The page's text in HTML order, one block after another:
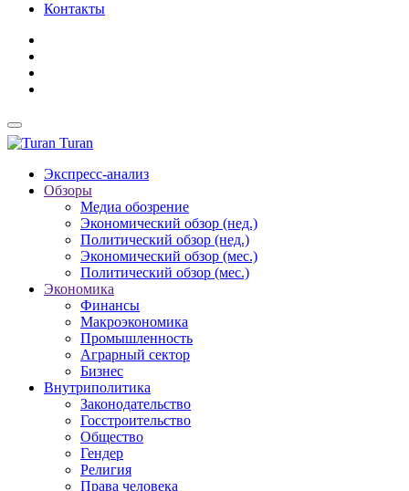
Контакты
Turan
Экспресс-анализ
Обзоры
Медиа обозрение
Экономический обзор (нед.)
Политический обзор (нед.)
Экономический обзор (мес.)
Политический обзор (мес.)
Экономика
Финансы
Макроэкономика
Промышленность
Аграрный сектор
Бизнес
Внутриполитика
Законодательство
Госстроительство
Общество
Гендер
Религия
Права человека